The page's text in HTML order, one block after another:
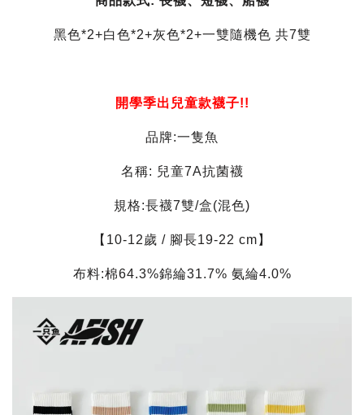
黑色*2+白色*2+灰色*2+一雙隨機色 共7雙
開學季出兒童款襪子!!
品牌:一隻魚
名稱: 兒童7A抗菌襪
規格:長襪7雙/盒(混色)
【10-12歲 / 腳長19-22 cm】
布料:棉64.3%錦綸31.7% 氨綸4.0%